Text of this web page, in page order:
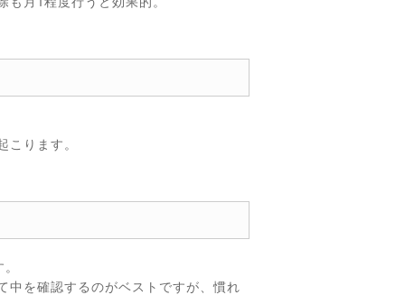
ります。
中を確認するのがベストですが、慣れ